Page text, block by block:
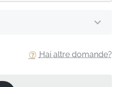
Hai altre domande?